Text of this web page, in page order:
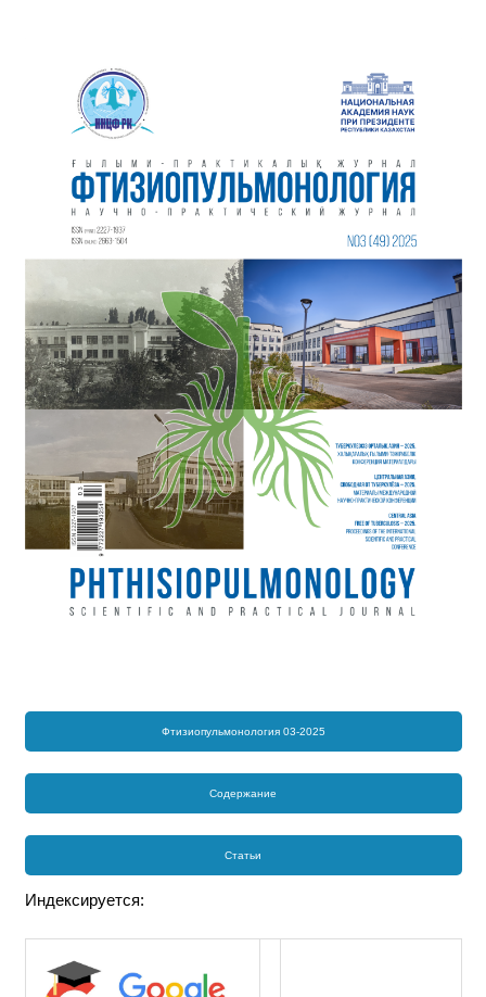
Фтизиопульмонология 03-2025
Содержание
Статьи
Индексируется: